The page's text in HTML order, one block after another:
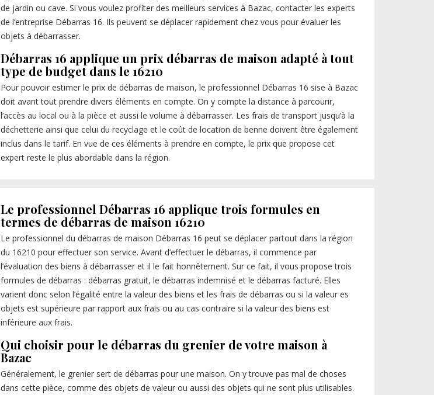
de jardin ou cave. Si vous voulez profiter des meilleurs services à Bazac, contacter les experts
de l’entreprise Débarras 16. Ils peuvent se déplacer rapidement chez vous pour évaluer les
objets à débarrasser.
Débarras 16 applique un prix débarras de maison adapté à tout
type de budget dans le 16210
Pour pouvoir estimer le prix de débarras de maison, le professionnel Débarras 16 sise à Bazac
doit avant tout prendre divers éléments en compte. On y compte la distance à parcourir,
l’accès au local ou à la pièce et aussi le volume à débarrasser. Les frais de transport jusqu’à la
déchetterie ainsi que celui du recyclage et le coût de location de benne doivent être également
inclus dans le tarif. En vue de ces éléments à prendre en compte, le prix que propose cet
expert reste le plus abordable dans la région.
Le professionnel Débarras 16 applique trois formules en
termes de débarras de maison 16210
Le professionnel du débarras de maison Débarras 16 peut se déplacer partout dans la région
du 16210 pour effectuer son service. Avant d’effectuer le débarras, il commence par
l’évaluation des biens à débarrasser et il le fait honnêtement. Sur ce fait, il vous propose trois
formules de débarras : débarras gratuit, le débarras indemnisé et le débarras facturé. Elles
varient donc selon l’égalité entre la valeur des biens et les frais de débarras ou si la valeur es
objets est supérieure par rapport aux frais ou au cas contraire si la valeur des biens est
inférieure aux frais.
Qui choisir pour le débarras du grenier de votre maison à
Bazac
Généralement, le grenier sert de débarras pour une maison. On y trouve pas mal de choses
dans cette pièce, comme des objets de valeur ou aussi des objets qui ne sont plus utilisables.